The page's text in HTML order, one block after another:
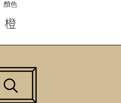
顏色
橙